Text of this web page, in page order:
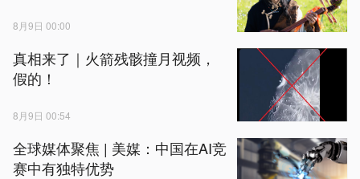
8月9日 00:00
真相来了｜火箭残骸撞月视频，
假的！
8月9日 00:54
全球媒体聚焦 | 美媒：中国在AI竞
赛中有独特优势